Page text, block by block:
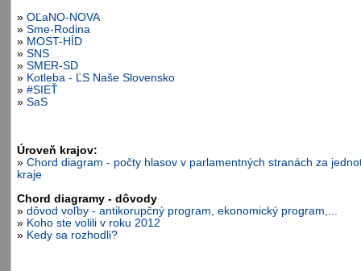
» OĽaNO-NOVA
» Sme-Rodina
» MOST-HÍD
» SNS
» SMER-SD
» Kotleba - ĽS Naše Slovensko
» #SIEŤ
» SaS
Úroveň krajov:
» Chord diagram - počty hlasov v parlamentných stranách za
kraje
Chord diagramy - dôvody
» dôvod voľby - antikorupčný program, ekonomický program,...
» Koho ste volili v roku 2012
» Kedy sa rozhodli?